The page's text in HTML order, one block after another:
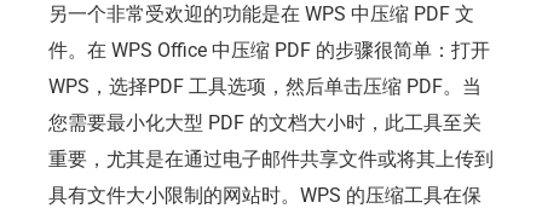
另一个非常受欢迎的功能是在 WPS 中压缩 PDF 文
件。在 WPS Office 中压缩 PDF 的步骤很简单：打开
WPS，选择PDF 工具选项，然后单击压缩 PDF。当
您需要最小化大型 PDF 的文档大小时，此工具至关
重要，尤其是在通过电子邮件共享文件或将其上传到
具有文件大小限制的网站时。WPS 的压缩工具在保